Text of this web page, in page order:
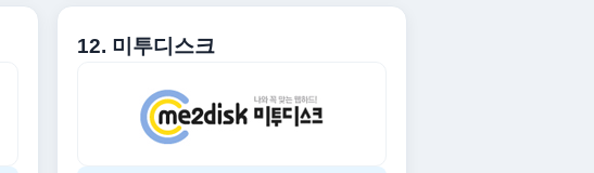
12. 미투디스크